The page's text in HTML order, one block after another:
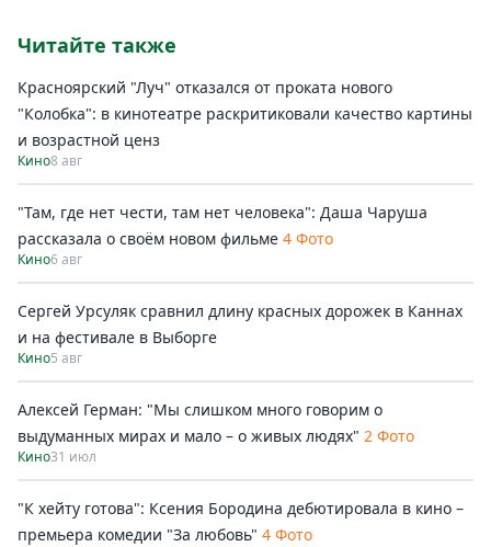
Читайте также
Красноярский "Луч" отказался от проката нового
"Колобка": в кинотеатре раскритиковали качество картины
и возрастной ценз
Кино8 авг
"Там, где нет чести, там нет человека": Даша Чаруша
рассказала о своём новом фильме 4 Фото
Кино6 авг
Сергей Урсуляк сравнил длину красных дорожек в Каннах
и на фестивале в Выборге
Кино5 авг
Алексей Герман: "Мы слишком много говорим о
выдуманных мирах и мало – о живых людях" 2 Фото
Кино31 июл
"К хейту готова": Ксения Бородина дебютировала в кино –
премьера комедии "За любовь" 4 Фото